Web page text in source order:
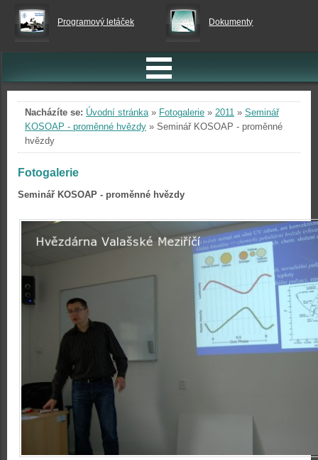
Programový letáček Dokumenty
Nacházíte se: Úvodní stránka» Fotogalerie » 2011 » Seminář
KOSOAP - proměnné hvězdy » Seminář KOSOAP - proměnné
hvězdy
Fotogalerie
Seminář KOSOAP - proměnné hvězdy